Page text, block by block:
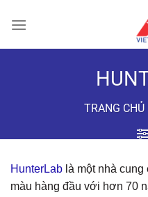
đến
TRANG CHỦ
HunterLab là một nhà
màu hàng đầu với hơn 70